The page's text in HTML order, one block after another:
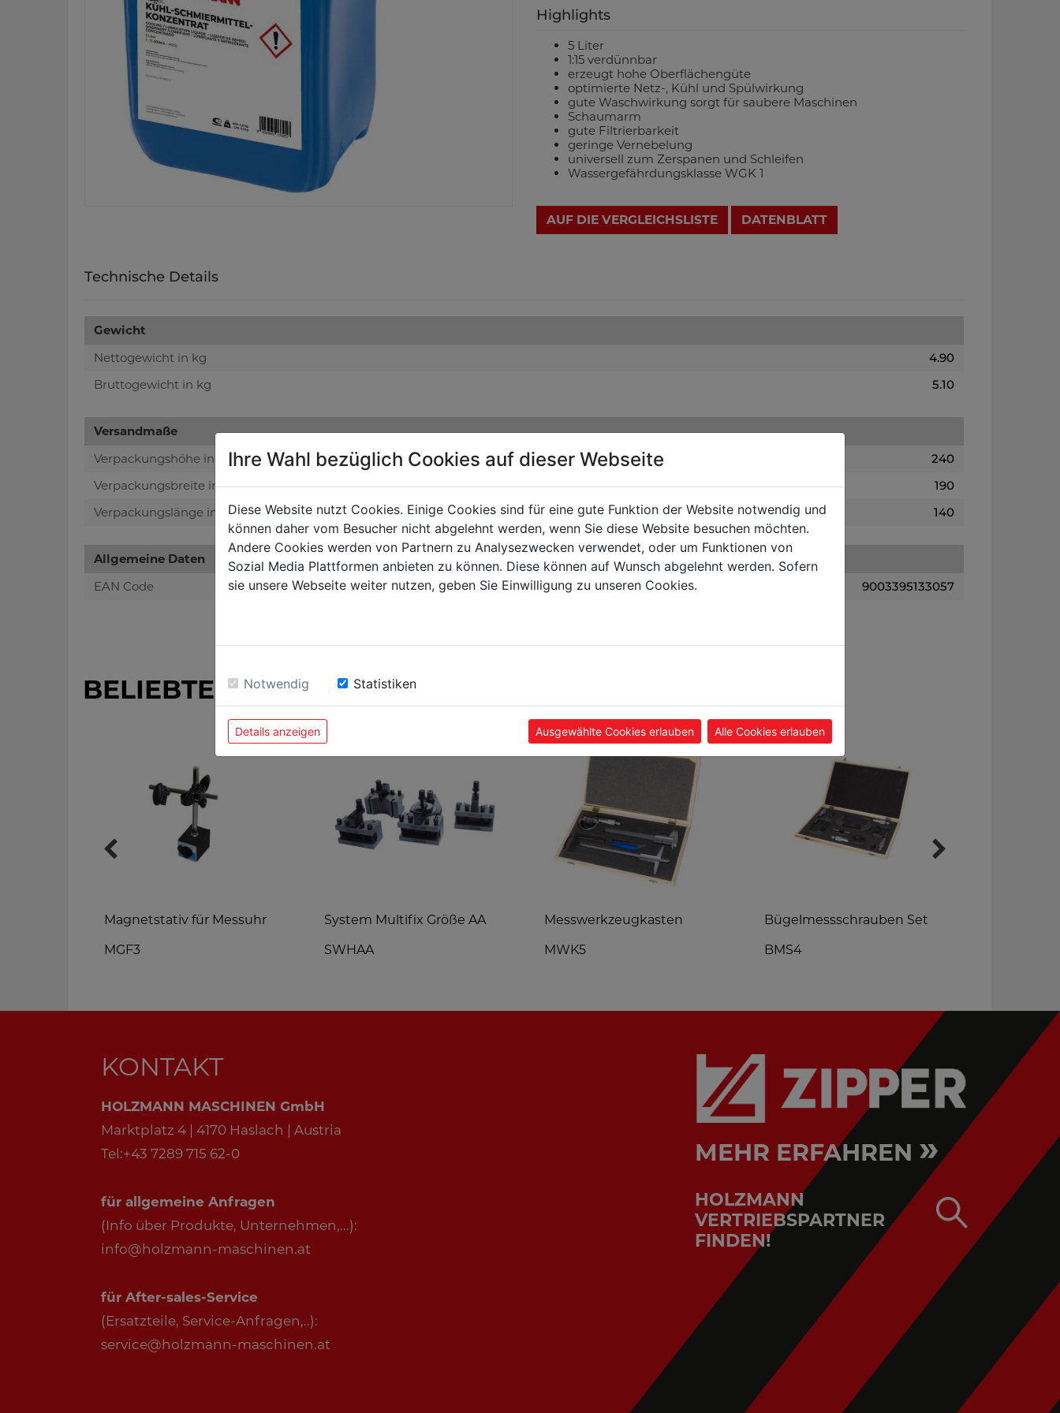
Highlights
5 Liter
1:15 verdünnbar
erzeugt hohe Oberflächengüte
optimierte Netz-, Kühl und Spülwirkung
gute Waschwirkung sorgt für saubere Maschinen
Schaumarm
gute Filtrierbarkeit
geringe Vernebelung
universell zum Zerspanen und Schleifen
Wassergefährdungsklasse WGK 1
AUF DIE VERGLEICHSLISTE DATENBLATT
Technische Details
Gewicht
Nettogewicht in kg
4.90
Bruttogewicht in kg
5.10
Versandmaße
Verpackungshöhe in mm
240
Verpackungsbreite in mm
190
Verpackungslänge in mm
140
Allgemeine Daten
EAN Code
9003395133057
BELIEBTE PRODUKTE
Magnetstativ für Messuhr
MGF3
System Multifix Größe AA
SWHAA
Messwerkzeugkasten
MWK5
Bügelmessschrauben Set
BMS4
KONTAKT
HOLZMANN MASCHINEN GmbH
Marktplatz 4 | 4170 Haslach | Austria
Tel:+43 7289 715 62-0
für allgemeine Anfragen
(Info über Produkte, Unternehmen,...):
info@holzmann-maschinen.at
für After-sales-Service
(Ersatzteile, Service-Anfragen,..):
service@holzmann-maschinen.at
MEHR ERFAHREN »
HOLZMANN
VERTRIEBSPARTNER
FINDEN!
Ihre Wahl bezüglich Cookies auf dieser Webseite
Diese Website nutzt Cookies. Einige Cookies sind für eine gute Funktion der Website notwendig und
können daher vom Besucher nicht abgelehnt werden, wenn Sie diese Website besuchen möchten.
Andere Cookies werden von Partnern zu Analysezwecken verwendet, oder um Funktionen von
Sozial Media Plattformen anbieten zu können. Diese können auf Wunsch abgelehnt werden. Sofern
sie unsere Webseite weiter nutzen, geben Sie Einwilligung zu unseren Cookies.
Notwendig Statistiken
Details anzeigen Ausgewählte Cookies erlauben Alle Cookies erlauben